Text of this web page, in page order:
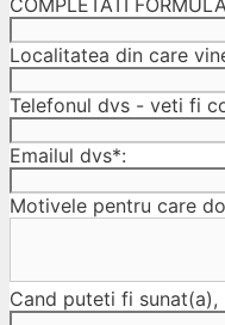
COMPLETATI
Localitatea din care
Telefonul dvs - veti fi
Emailul dvs*:
Motivele pentru care
Cand puteti fi